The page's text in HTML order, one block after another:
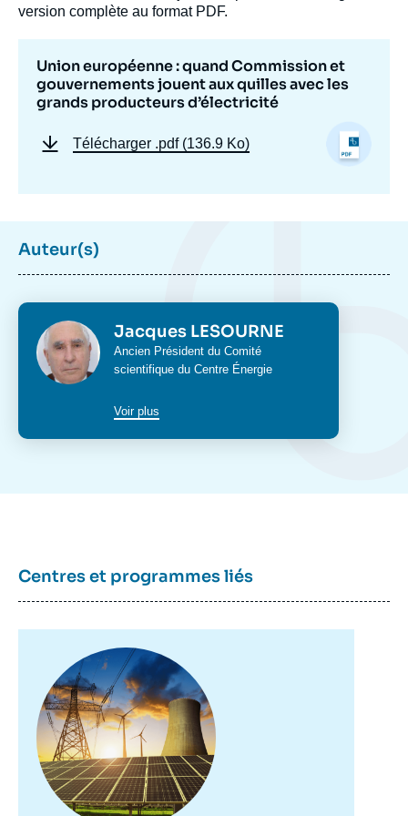
version complète au format PDF.
Union européenne : quand Commission et
gouvernements jouent aux quilles avec les
grands producteurs d’électricité
Télécharger .pdf (136.9 Ko)
Auteur(s)
Photo Jacques LESOURNE
Intitulé
du
Ancien Président du Comité
scientifique du Centre Énergie
Voir plus
Centres et programmes liés
principale